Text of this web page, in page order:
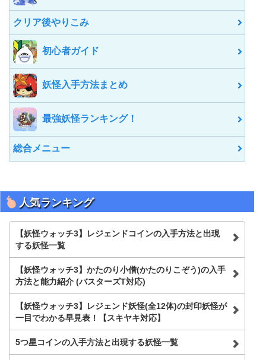
クリア後やりこみ
初心者ガイド
妖怪入手方法まとめ
最強妖怪ランキング！
総合メニュー
人気ランキング
【妖怪ウォッチ3】レジェンドコインの入手方法と出現
する妖怪一覧
【妖怪ウォッチ3】かたのり小僧(かたのりこぞう)の入手
方法と能力紹介 (バスターズT対応)
【妖怪ウォッチ3】レジェンド妖怪(全12体)の封印妖怪が
一目でわかる早見表！【スキヤキ対応】
5つ星コインの入手方法と出現する妖怪一覧